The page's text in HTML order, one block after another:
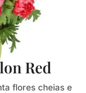
Red
flores cheias e